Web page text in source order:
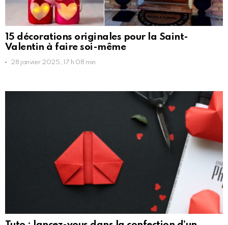
15 décorations originales pour la Saint-
Valentin à faire soi-même
28 janvier 2025, 17 h 08 min